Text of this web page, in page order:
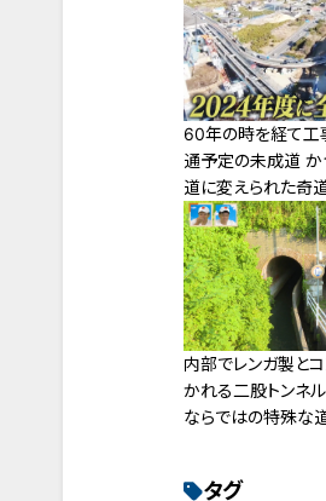
60年の時を経て工
通予定の未成道
道に変えられた奇
内部でレンガ製と
かれる二股トンネ
ならではの特殊な
タグ